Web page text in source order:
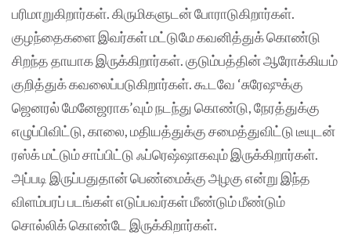
பரிமாறுகிறார்கள். கிருமிகளுடன் போராடுகிறார்கள்.
குழந்தைகளை இவர்கள் மட்டுமே கவனித்துக் கொண்டு
சிறந்த தாயாக இருக்கிறார்கள். குடும்பத்தின் ஆரோக்கியம்
குறித்துக் கவலைப்படுகிறார்கள். கூடவே ‘சுரேஷுக்கு
ஜெனரல் மேனேஜராக’வும் நடந்து கொண்டு, நேரத்துக்கு
எழுப்பிவிட்டு, காலை, மதியத்துக்கு சமைத்துவிட்டு டீயுடன்
ரஸ்க் மட்டும் சாப்பிட்டு ஃப்ரெஷ்ஷாகவும் இருக்கிறார்கள்.
அப்படி இருப்பதுதான் பெண்மைக்கு அழகு என்று இந்த
விளம்பரப் படங்கள் எடுப்பவர்கள் மீண்டும் மீண்டும்
சொல்லிக் கொண்டே இருக்கிறார்கள்.